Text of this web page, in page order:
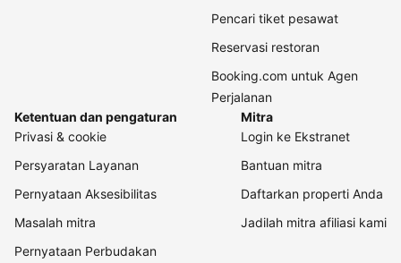
Pencari tiket pesawat
Reservasi restoran
Booking.com untuk Agen
Perjalanan
Ketentuan dan pengaturan
Privasi & cookie
Persyaratan Layanan
Pernyataan Aksesibilitas
Masalah mitra
Pernyataan Perbudakan
Mitra
Login ke Ekstranet
Bantuan mitra
Daftarkan properti Anda
Jadilah mitra afiliasi kami